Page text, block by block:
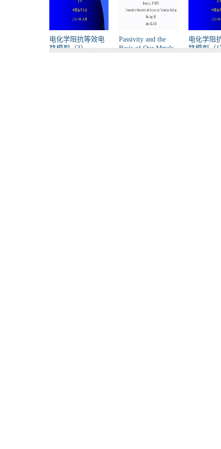
电化学阻抗等效电
路模型（3）
Passivity and the
Basis of Our Mrtals-
电化学阻
路模型（1